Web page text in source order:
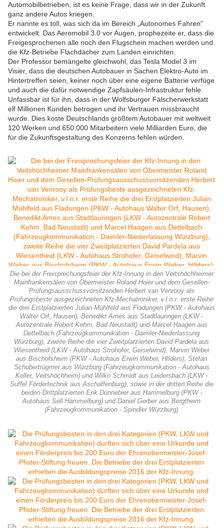
Automobilbetrieben, ist es keine Frage, dass wir in der Zukunft
ganz andere Autos kriegen.
Er nannte es toll, was sich da im Bereich „Autonomes Fahren“
entwickelt. Das Aeromobil 3.0 vor Augen, prophezeite er, dass die
Freigesprochenen alle noch den Flugschein machen werden und
die Kfz-Betriebe Flachdächer zum Landen einrichten.
Der Professor bemängelte gleichwohl, das Tesla Model 3 im
Visier, dass die deutschen Autobauer in Sachen Elektro-Auto im
Hintertreffen seien, keiner noch über eine eigene Batterie verfüge
und auch die dafür notwendige Zapfsäulen-Infrastruktur fehle.
Unfassbar ist für ihn, dass in der Wolfsburger Fälscherwerkstatt
elf Millionen Kunden betrogen und ihr Vertrauen missbraucht
wurde. Dies koste Deutschlands größtem Autobauer mit weltweit
120 Werken und 650.000 Mitarbeitern viele Milliarden Euro, die
für die Zukunftsgestaltung des Konzerns fehlen würden.
Die bei der Freisprechungsfeier der Kfz-Innung in den Veitshöchheimer
Mainfrankensälen von Obermeister Roland Hoier und dem Gesellen-
Prüfungsausschussvorsitzenden Herbert van Venrooy als
Prüfungsbeste ausgezeichneten Kfz-Mechatroniker, v.l.n.r. erste Reihe
die drei Erstplatzierten Julian Mühlfeld aus Fladungen (PKW - Autohaus
Walter Orf, Hausen), Benedikt Ames aus Stadtlauringen (LKW -
Autozentrale Robert Kehm, Bad Neustadt) und Marcel Haagen aus
Dettelbach (Fahrzeugkommunikation - Daimler-Niederlassung
Würzburg), zweite Reihe die vier Zweitplatzierten David Pardela aus
Wiesentheid (LKW - Autohaus Strohofer, Geiselwind), Marvin Weber
aus Bischofsheim (PKW - Autohaus Erwin Weber, HIlders), Stefan
Schubertrügmer aus Würzburg (Fahrzeugkommunikation - Autohaus
Keller, Veitshöchheim) und Wilko Schmidt aus Leidersbach (LKW -
Suffel Fördertechnik aus Aschaffenburg), sowie in der dritten Reihe die
beiden Drittplatzierten Erik Dünnebier aus Hammelburg (PKW -
Autohaus Sell Hammelburg) und Daniel Gerber aus Bergtheim
(Fahrzeugkommunikation - Spindler Würzburg)